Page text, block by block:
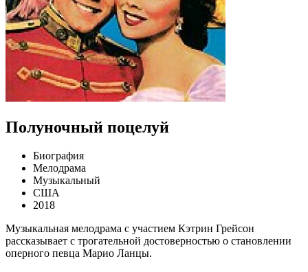
Полуночный поцелуй
Биография
Мелодрама
Музыкальный
США
2018
Музыкальная мелодрама с участием Кэтрин Грейсон
рассказывает с трогательной достоверностью о становлении
оперного певца Марио Ланцы.